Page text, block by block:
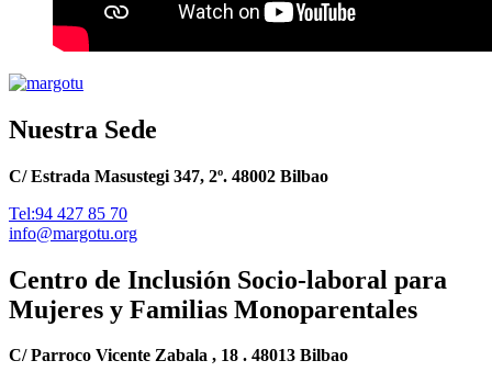
Nuestra Sede
C/ Estrada Masustegi 347, 2º. 48002 Bilbao
Tel:94 427 85 70
info@margotu.org
Centro de Inclusión Socio-laboral para
Mujeres y Familias Monoparentales
C/ Parroco Vicente Zabala , 18 . 48013 Bilbao